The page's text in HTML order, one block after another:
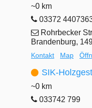
~0 km
03372
Rohrbecker
Brandenburg,
Kontakt Map
SIK-
~0 km
033742 799